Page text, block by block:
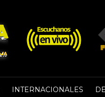
INTERNACIONALES